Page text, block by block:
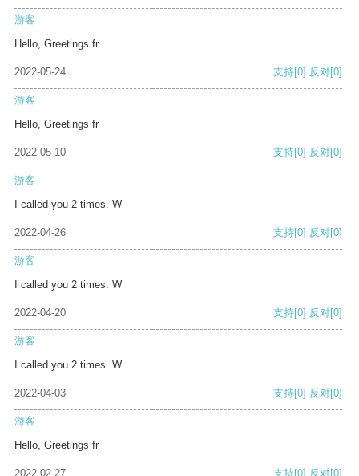
游客
Hello, Greetings fr
2022-05-24 支持[0] 反对[0]
游客
Hello, Greetings fr
2022-05-10 支持[0] 反对[0]
游客
I called you 2 times. W
2022-04-26 支持[0] 反对[0]
游客
I called you 2 times. W
2022-04-20 支持[0] 反对[0]
游客
I called you 2 times. W
2022-04-03 支持[0] 反对[0]
游客
Hello, Greetings fr
2022-02-27 支持[0] 反对[0]